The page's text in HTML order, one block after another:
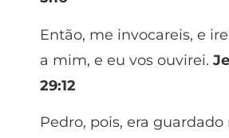
Então, me invocareis, e
a mim, e eu vos ouvirei.
29:12
Pedro, pois, era guardado